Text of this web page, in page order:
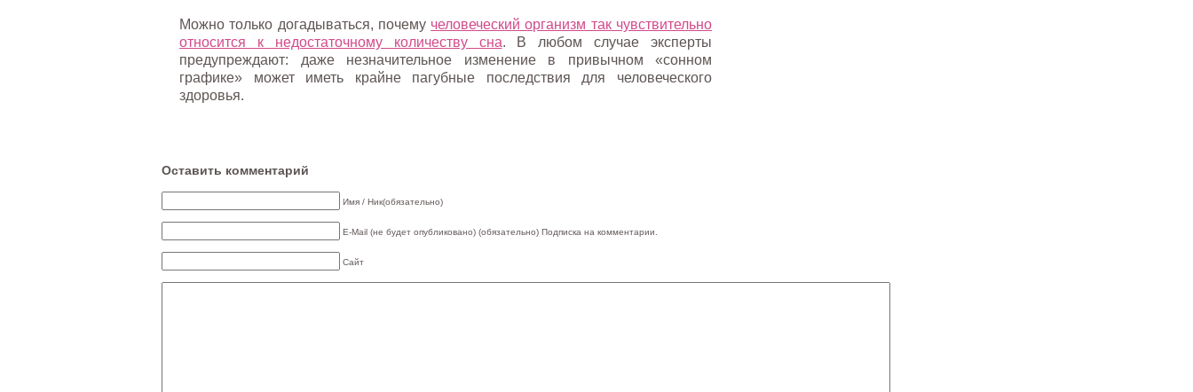
Можно только догадываться, почему человеческий организм так чувствительно
относится к недостаточному количеству сна. В любом случае эксперты
предупреждают: даже незначительное изменение в привычном «сонном
графике» может иметь крайне пагубные последствия для человеческого
здоровья.
Оставить комментарий
Имя / Ник(обязательно)
E-Mail (не будет опубликовано) (обязательно) Подписка на комментарии.
Сайт